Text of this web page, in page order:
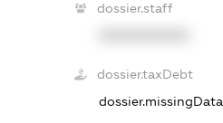
dossier.staff
dossier.taxDebt
dossier.missingData